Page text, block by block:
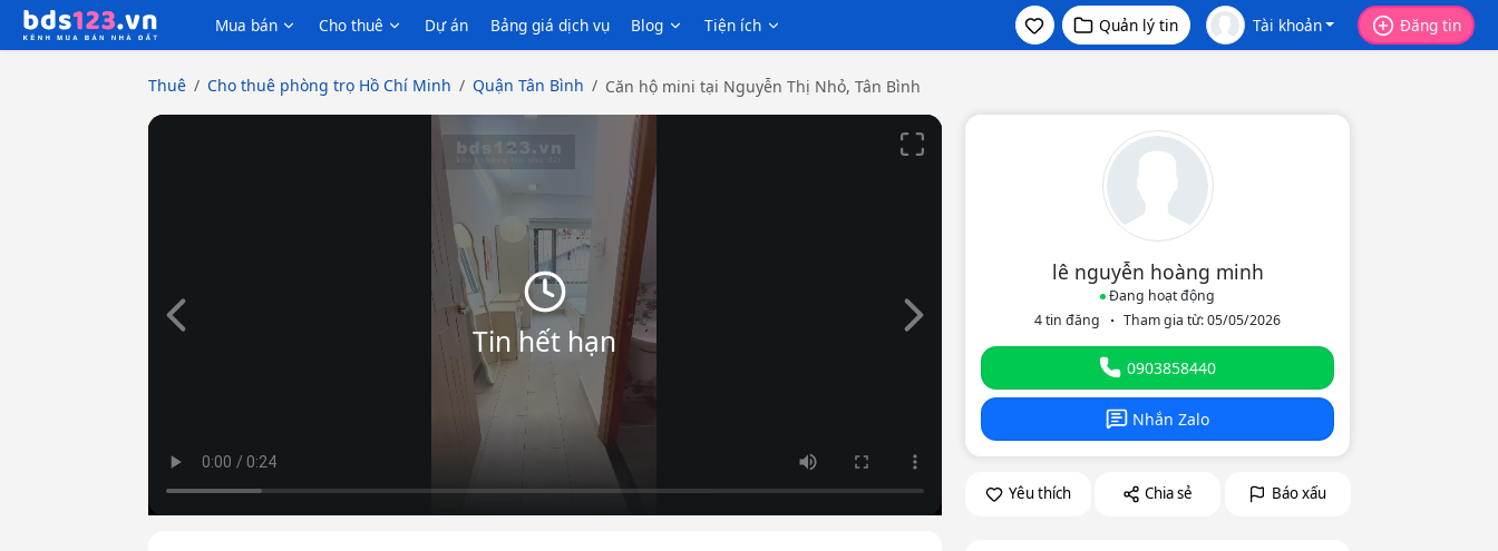
Mua bán Cho thuê Dự án Bảng giá dịch vụ Blog Tiện ích Quản lý tin Tài khoản Đăng tin
Thuê Cho thuê phòng trọ Hồ Chí Minh Quận Tân Bình Căn hộ mini tại Nguyễn Thị Nhỏ, Tân Bình
Tin hết hạn
Slide trước Slide tiếp theo
lê nguyễn hoàng minh
Đang hoạt động
4 tin đăng
Tham gia từ: 05/05/2026
0903858440
Nhắn Zalo
Yêu thích Chia sẻ Báo xấu